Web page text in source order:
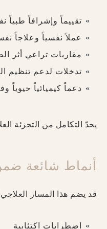
تقييماً وإشرافاً طبياً
عملاً نفسياً وعلاجاً
مقاربات تراعي أثر
تدخلات لدعم تنظيم
دعماً كيميائياً حيوياً
يحدّ التكامل من التجزئة
أنماط شائعة
قد يضم هذا المسار العلاجي
اضطرابات اكتئابية